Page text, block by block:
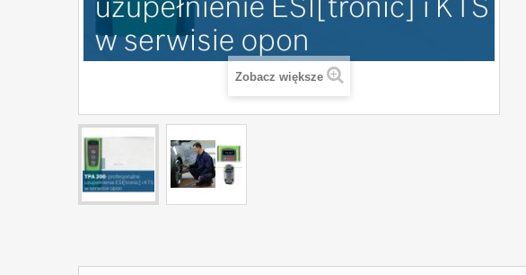
Zobacz większe